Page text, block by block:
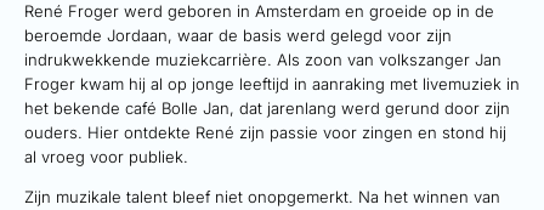
René Froger werd geboren in Amsterdam en groeide op in de
beroemde Jordaan, waar de basis werd gelegd voor zijn
indrukwekkende muziekcarrière. Als zoon van volkszanger Jan
Froger kwam hij al op jonge leeftijd in aanraking met livemuziek in
het bekende café Bolle Jan, dat jarenlang werd gerund door zijn
ouders. Hier ontdekte René zijn passie voor zingen en stond hij
al vroeg voor publiek.
Zijn muzikale talent bleef niet onopgemerkt. Na het winnen van